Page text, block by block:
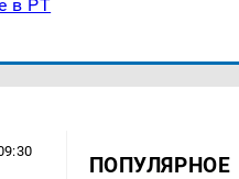
в РТ
ПОПУЛЯРНОЕ